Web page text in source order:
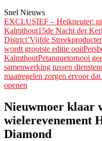
Snel Nieuws
EXCLUSIEF – Heikneuter:
Kalmthout15de Nacht der
District’Vijfde
wordt grootste editie
KalmthoutPetanquetornooi
samenwerking tussen
maatregelen zorgen ervoor
openen
Nieuwmoer klaar
wielerevenement
Diamond